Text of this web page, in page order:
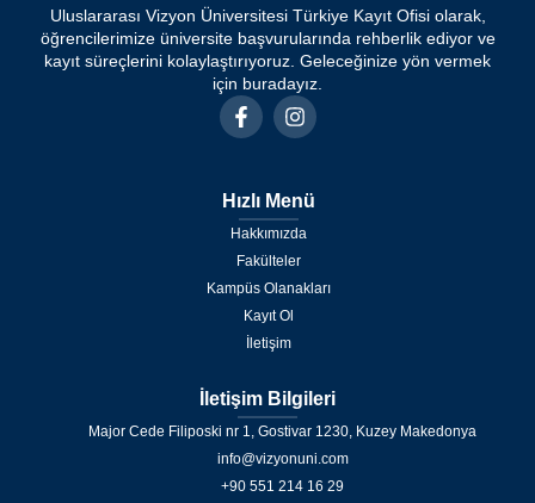
Uluslararası Vizyon Üniversitesi Türkiye Kayıt Ofisi olarak,
öğrencilerimize üniversite başvurularında rehberlik ediyor ve
kayıt süreçlerini kolaylaştırıyoruz. Geleceğinize yön vermek
için buradayız.
Hızlı Menü
Hakkımızda
Fakülteler
Kampüs Olanakları
Kayıt Ol
İletişim
İletişim Bilgileri
Major Cede Filiposki nr 1, Gostivar 1230, Kuzey Makedonya
info@vizyonuni.com
+90 551 214 16 29